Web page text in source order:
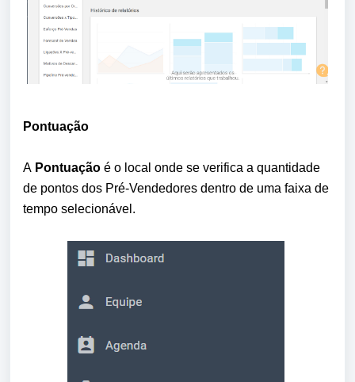
Pontuação
A Pontuação é o local onde se verifica a quantidade
de pontos dos Pré-Vendedores dentro de uma faixa de
tempo selecionável.